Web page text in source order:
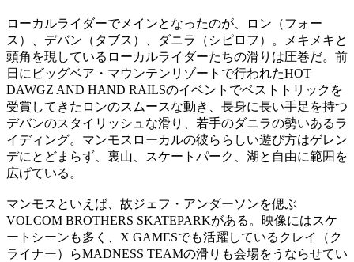
ローカルライダーでメインとなったのが、ロン（フォー
ス）、デバン（タブス）、ダニラ（シピロフ）。メキメキと
頭角を現しているローカルライダーたちの滑りは圧巻だ。前
日にビッグベア・マウンテンリゾートで行われたHOT
DAWGZ AND HAND RAILSのイベントでベストトリックを
受賞してきたロンのスムースな動き、長身に長い手足を持つ
デバンのスタイリッシュな滑り、若手のダニラの勢いあるラ
イディング。マンモスローカルの彼ららしい遊び方はゲレン
デにとどまらず、裏山、スケートパーク、湖と自由に範囲を
広げている。
マンモスといえば、故ジェフ・アンダーソンを偲ぶ
VOLCOM BROTHERS SKATEPARKがある。映像にはスケ
ートシーンも多く、X GAMESでも活躍しているクレイ（ク
ライナー）らMADNESS TEAMの滑りも会場をうならせてい